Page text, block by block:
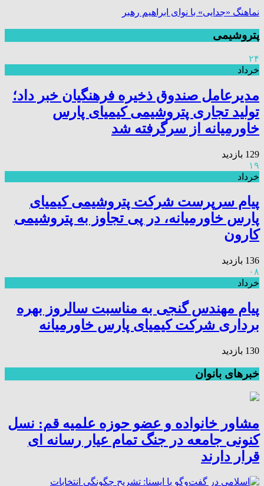
نماهنگ «جدایی» با نوای ابراهیم رهبر
پتروشیمی
۲۴
خرداد
مدیرعامل صندوق ذخیره فرهنگیان خبر داد؛
تولید تجاری پتروشیمی کیمیای پارس
خاورمیانه از سرگرفته شد
129 بازدید
۱۹
خرداد
پیام سرپرست شرکت پتروشیمی کیمیای
پارس خاورمیانه، در پی تجاوز به پتروشیمی
کارون
136 بازدید
۰۸
خرداد
پیام مهندس گنجی به مناسبت سالروز بهره
برداری شرکت کیمیای پارس خاورمیانه
130 بازدید
خبرهای بانوان
مشاور خانواده و عضو حوزه علمیه قم: نسل
کنونی جامعه در جنگ تمام عیار رسانه ای
قرار دارند